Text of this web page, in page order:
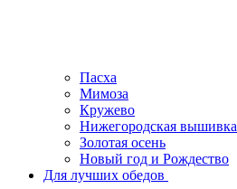
Пасха
Мимоза
Кружево
Нижегородская вышивка
Золотая осень
Новый год и Рождество
Для лучших обедов